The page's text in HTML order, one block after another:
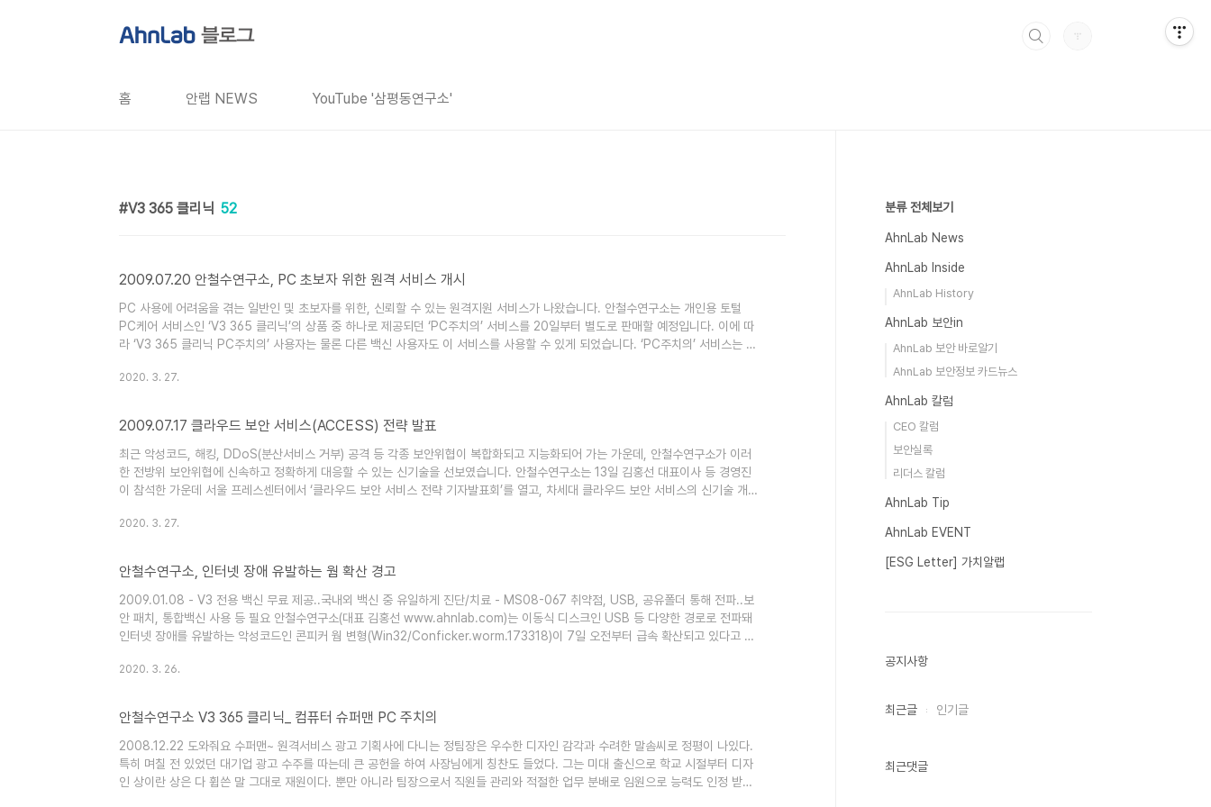
홈 안랩 NEWS YouTube '삼평동연구소'
V3 365 클리닉 52
2009.07.20 안철수연구소, PC 초보자 위한 원격 서비스 개시
PC 사용에 어려움을 겪는 일반인 및 초보자를 위한, 신뢰할 수 있는 원격지원 서비스가 나왔습니다. 안철수연구소는 개인용 토털
PC케어 서비스인 ‘V3 365 클리닉’의 상품 중 하나로 제공되던 ‘PC주치의’ 서비스를 20일부터 별도로 판매할 예정입니다. 이에 따
라 ‘V3 365 클리닉 PC주치의’ 사용자는 물론 다른 백신 사용자도 이 서비스를 사용할 수 있게 되었습니다. ‘PC주치의’ 서비스는 컴
보안 패치 적용 같은 보안 문제 해결뿐 아니라 PC 최적화, 일반 SW 사용법 안내, 장애 조치 등 일반적 PC 사용법까지 안내해줍니
2020. 3. 27.
2009.07.17 클라우드 보안 서비스(ACCESS) 전략 발표
최근 악성코드, 해킹, DDoS(분산서비스 거부) 공격 등 각종 보안위협이 복합화되고 지능화되어 가는 가운데, 안철수연구소가 이러
한 전방위 보안위협에 신속하고 정확하게 대응할 수 있는 신기술을 선보였습니다. 안철수연구소는 13일 김홍선 대표이사 등 경영진
이 참석한 가운데 서울 프레스센터에서 ‘클라우드 보안 서비스 전략 기자발표회’를 열고, 차세대 클라우드 보안 서비스의 신기술 개발
보안 서비스는 기존 ASEC(시큐리티대응센터)의 악성코드 수집 및 분석 능력과 CERT(침해사고대응팀)의 위협 모니터링 및 대응 서
2020. 3. 27.
안철수연구소, 인터넷 장애 유발하는 웜 확산 경고
2009.01.08 - V3 전용 백신 무료 제공..국내외 백신 중 유일하게 진단/치료 - MS08-067 취약점, USB, 공유폴더 통해 전파..보
안 패치, 통합백신 사용 등 필요 안철수연구소(대표 김홍선 www.ahnlab.com)는 이동식 디스크인 USB 등 다양한 경로로 전파돼
인터넷 장애를 유발하는 악성코드인 콘피커 웜 변형(Win32/Conficker.worm.173318)이 7일 오전부터 급속 확산되고 있다고 경
공 중이다. 현재 국내외 백신 대다수가 진단/치료를 못 하고 있는 가운데 안철수연구소의 전용 백신 V3Kill(V3conficker..
2020. 3. 26.
안철수연구소 V3 365 클리닉_ 컴퓨터 슈퍼맨 PC 주치의
2008.12.22 도와줘요 수퍼맨~ 원격서비스 광고 기획사에 다니는 정팀장은 우수한 디자인 감각과 수려한 말솜씨로 정평이 나있다.
특히 며칠 전 있었던 대기업 광고 수주를 따는데 큰 공헌을 하여 사장님에게 칭찬도 들었다. 그는 미대 출신으로 학교 시절부터 디자
인 상이란 상은 다 휩쓴 말 그대로 재원이다. 뿐만 아니라 팀장으로서 직원들 관리와 적절한 업무 분배로 임원으로 능력도 인정 받았
분류 전체보기
AhnLab News
AhnLab Inside
AhnLab History
AhnLab 보안in
AhnLab 보안 바로알기
AhnLab 보안정보 카드뉴스
AhnLab 칼럼
CEO 칼럼
보안실록
리더스 칼럼
AhnLab Tip
AhnLab EVENT
[ESG Letter] 가치알랩
공지사항
최근글 인기글
최근댓글